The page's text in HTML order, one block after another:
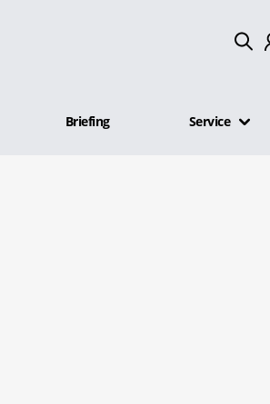
Briefing Service